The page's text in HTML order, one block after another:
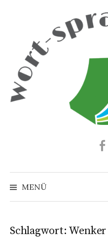
MENÜ
Schlagwort: Wenker